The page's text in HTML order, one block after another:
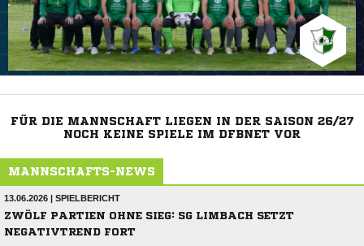
FÜR DIE MANNSCHAFT LIEGEN IN DER SAISON 26/27
NOCH KEINE SPIELE IM DFBNET VOR
MANNSCHAFTS-NEWS
13.06.2026 | SPIELBERICHT
ZWÖLF PARTIEN OHNE SIEG: SG LIMBACH SETZT
NEGATIVTREND FORT